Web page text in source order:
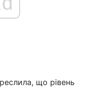
що рівень